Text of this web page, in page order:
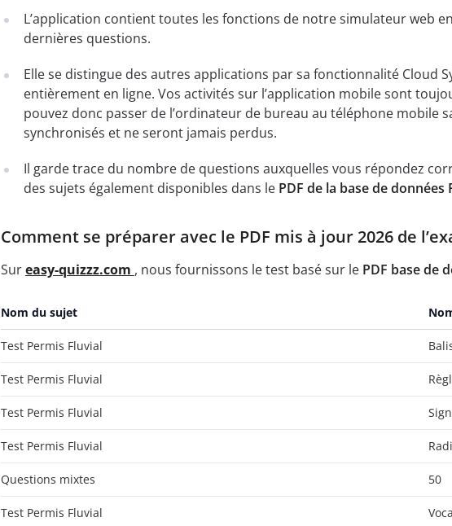
L’application contient toutes les fonctions de notre simulateur web
dernières questions.
Elle se distingue des autres applications par sa fonctionnalité Cloud
entièrement en ligne. Vos activités sur l’application mobile sont
pouvez donc passer de l’ordinateur de bureau au téléphone mobile
synchronisés et ne seront jamais perdus.
Il garde trace du nombre de questions auxquelles vous répondez
des sujets également disponibles dans le PDF de la base de données
Comment se préparer avec le PDF mis à jour 2026 de
Sureasy-quizzz.com , nous fournissons le test basé sur le PDF base de
Nom du sujet
Test Permis Fluvial
Test Permis Fluvial
Test Permis Fluvial
Test Permis Fluvial
Questions mixtes 50
Test Permis Fluvial